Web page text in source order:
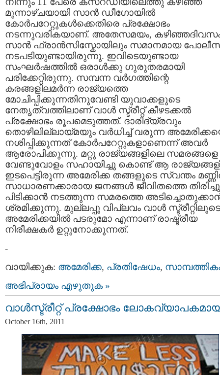
മൂന്നാഴ്ചയായി സാന്‍ ഡീഗോയില്‍
കോര്‍പറേറ്റുകള്‍ക്കെതിരെ പ്രക്ഷോഭം
നടന്നുവരികയാണ്. അതേസമയം,
സാന്‍ ഫ്രാന്‍സിസ്കോയിലും സമാനമായ
നടപടിയുണ്ടായിരുന്നു. ഇവിടെയുണ്ടായ
സംഘര്‍ഷത്തില്‍ ഒരാള്‍ക്കു ഗുരുതരമായി
പരിക്കേറ്റിരുന്നു. സമ്പന്ന വര്‍ഗത്തിന്റെ
കരങ്ങളിലമര്‍ന്ന രാജ്യത്തെ
മോചിപ്പിക്കുന്നതിനുവേണ്ടി യുവാക്കളുടെ
നേതൃത്വത്തിലാണ് വാള്‍ സ്ട്രീറ്റ് കീഴടക്കല്‍
പ്രക്ഷോഭം രൂപമെടുത്തത്. ദാരിദ്യ്രവും
തൊഴിലില്ലായ്മയും വര്‍ധിച്ച് വരുന്ന
നശിപ്പിക്കുന്നത് കോര്‍പറേറ്റുകളാണെന്ന് അവര്‍
ആരോപിക്കുന്നു. മറ്റു രാജ്യങ്ങളിലെ സമരങ്ങളെ
വേണ്ടുവോളം സഹായിച്ചു കൊണ്ട് ആ
ഇടപെട്ടിരുന്ന അമേരിക്ക തങ്ങളുടെ സ്വന്തം
സാധാരണക്കാരായ ജനങ്ങള്‍ ജീവിതത്തെ തിരിച്ചു
പിടിക്കാന്‍ നടത്തുന്ന സമരത്തെ
ശ്രമിക്കുന്നു. മുല്ലപ്പൂ വിപ്ലവം വാള്‍ സ്ട്രീറ്റിലൂടെ
അമേരിക്കയില്‍ പടരുമോ എന്നാണ് രാഷ്ട്രീയ
നിരീക്ഷകര്‍ ഉറ്റുനോക്കുന്നത്.
-
വായിക്കുക: അമേരിക്ക, പ്രതിഷേധം,
അഭിപ്രായം എഴുതുക »
വാള്‍സ്ട്രീറ്റ്‌ പ്രക്ഷോഭം
October 16th, 2011